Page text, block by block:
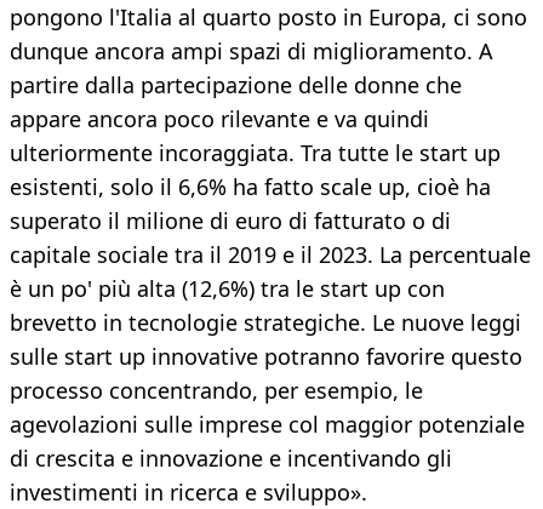
pongono l'Italia al quarto posto in Europa, ci sono
dunque ancora ampi spazi di miglioramento. A
partire dalla partecipazione delle donne che
appare ancora poco rilevante e va quindi
ulteriormente incoraggiata. Tra tutte le start up
esistenti, solo il 6,6% ha fatto scale up, cioè ha
superato il milione di euro di fatturato o di
capitale sociale tra il 2019 e il 2023. La percentuale
è un po' più alta (12,6%) tra le start up con
brevetto in tecnologie strategiche. Le nuove leggi
sulle start up innovative potranno favorire questo
processo concentrando, per esempio, le
agevolazioni sulle imprese col maggior potenziale
di crescita e innovazione e incentivando gli
investimenti in ricerca e sviluppo».